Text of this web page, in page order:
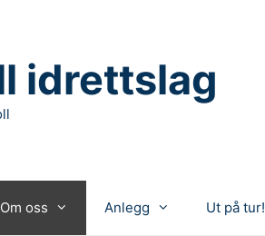
idrettslag
Om oss Anlegg Ut på tur!